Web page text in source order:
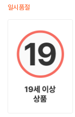
일시품절